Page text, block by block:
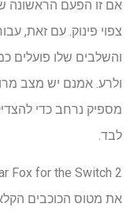
והשלבים שלו פועלים
ולרע. אמנם יש מצב
מספיק נרחב כדי
לבד.